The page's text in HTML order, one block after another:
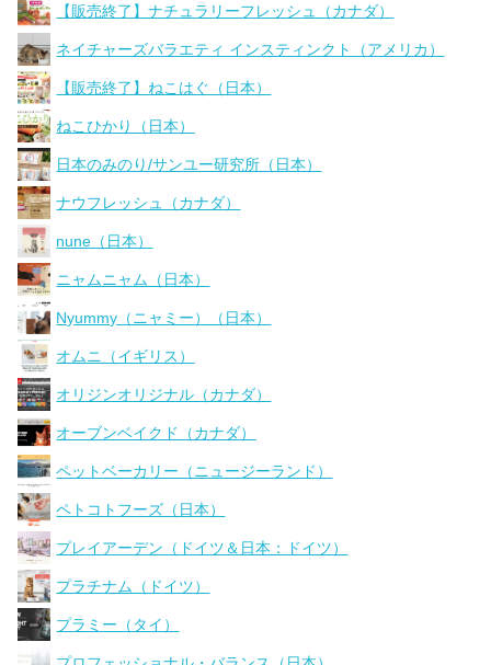
【販売終了】ナチュラリーフレッシュ（カナダ）
ネイチャーズバラエティ インスティンクト（アメリカ）
【販売終了】ねこはぐ（日本）
ねこひかり（日本）
日本のみのり/サンユー研究所（日本）
ナウフレッシュ（カナダ）
nune（日本）
ニャムニャム（日本）
Nyummy（ニャミー）（日本）
オムニ（イギリス）
オリジンオリジナル（カナダ）
オーブンベイクド（カナダ）
ペットベーカリー（ニュージーランド）
ペトコトフーズ（日本）
プレイアーデン（ドイツ＆日本：ドイツ）
プラチナム（ドイツ）
プラミー（タイ）